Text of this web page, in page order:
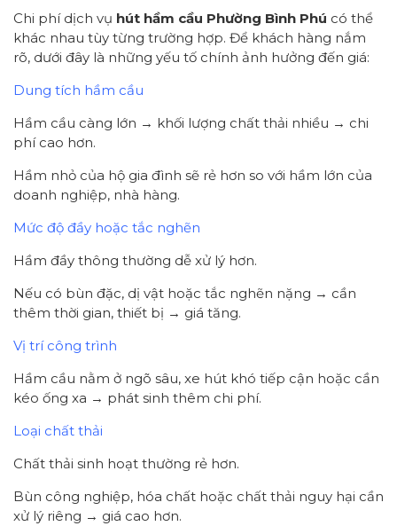
Chi phí dịch vụ hút hầm cầu Phường Bình Phú có thể
khác nhau tùy từng trường hợp. Để khách hàng nắm
rõ, dưới đây là những yếu tố chính ảnh hưởng đến giá:
Dung tích hầm cầu
Hầm cầu càng lớn → khối lượng chất thải nhiều → chi
phí cao hơn.
Hầm nhỏ của hộ gia đình sẽ rẻ hơn so với hầm lớn của
doanh nghiệp, nhà hàng.
Mức độ đầy hoặc tắc nghẽn
Hầm đầy thông thường dễ xử lý hơn.
Nếu có bùn đặc, dị vật hoặc tắc nghẽn nặng → cần
thêm thời gian, thiết bị → giá tăng.
Vị trí công trình
Hầm cầu nằm ở ngõ sâu, xe hút khó tiếp cận hoặc cần
kéo ống xa → phát sinh thêm chi phí.
Loại chất thải
Chất thải sinh hoạt thường rẻ hơn.
Bùn công nghiệp, hóa chất hoặc chất thải nguy hại cần
xử lý riêng → giá cao hơn.